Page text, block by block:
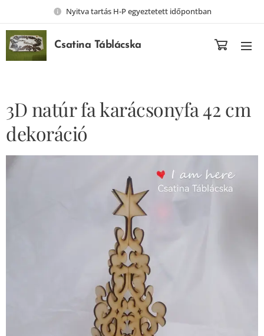
Nyitva tartás H-P egyeztetett időpontban
Csatina Táblácska
3D natúr fa karácsonyfa 42 cm
dekoráció